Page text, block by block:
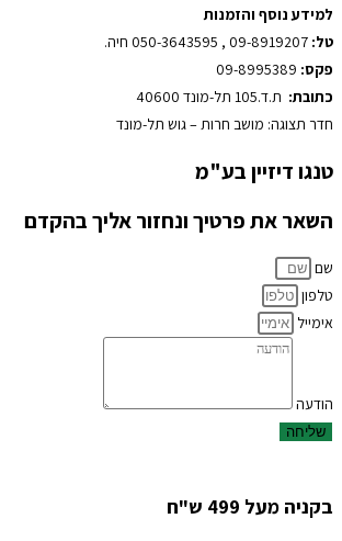
למידע נוסף והזמנות
טל:
פקס:
כתובת: ת.ד.105 תל-מונד 40600
חדר תצוגה: מושב חרות – גוש תל-מונד
טנגו דיזיין בע"מ
השאר את פרטיך ונחזור אליך בהקדם
שם
טלפון
אימייל
הודעה
שליחה
בקניה מעל 499 ש"ח